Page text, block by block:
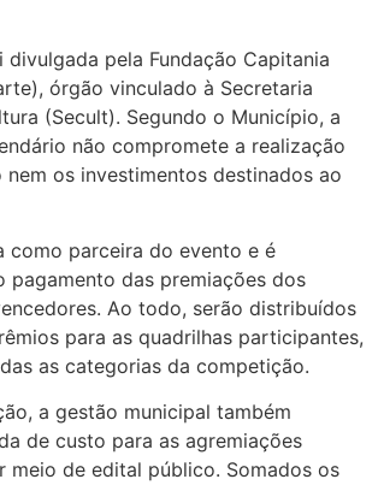
pela Fundação Capitania
órgão vinculado à Secretaria
(Secult). Segundo o Município, a
não compromete a realização
os investimentos destinados ao
como parceira do evento e é
pagamento das premiações dos
Ao todo, serão distribuídos
para as quadrilhas participantes,
as categorias da competição.
a gestão municipal também
de custo para as agremiações
meio de edital público. Somados os